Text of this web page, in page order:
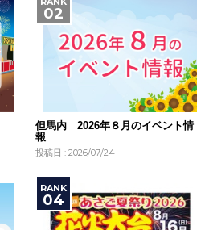
但馬内 2026年８月のイベント情
報
投稿日 : 2026/07/24